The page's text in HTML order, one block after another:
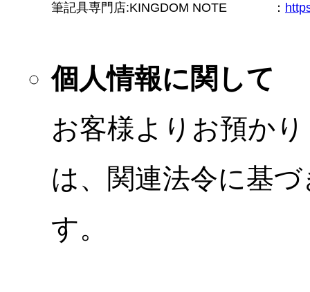
筆記具専門店:KINGDOM NOTE
：
個人情報に関して
お客様よりお預か
は、関連法令に基
す。